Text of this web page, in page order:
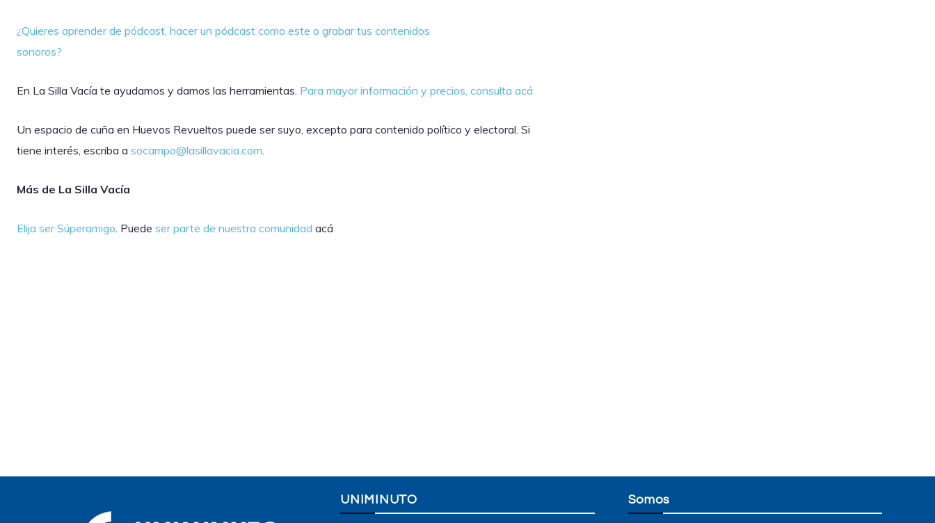
¿Quieres aprender de pódcast, hacer un pódcast como este o grabar tus contenidos
sonoros?
En La Silla Vacía te ayudamos y damos las herramientas. Para mayor información y precios, consulta acá
Un espacio de cuña en Huevos Revueltos puede ser suyo, excepto para contenido político y electoral. Si
tiene interés, escriba a socampo@lasillavacia.com.
Más de La Silla Vacía
Elija ser Súperamigo. Puede ser parte de nuestra comunidad acá
UNIMINUTO Somos